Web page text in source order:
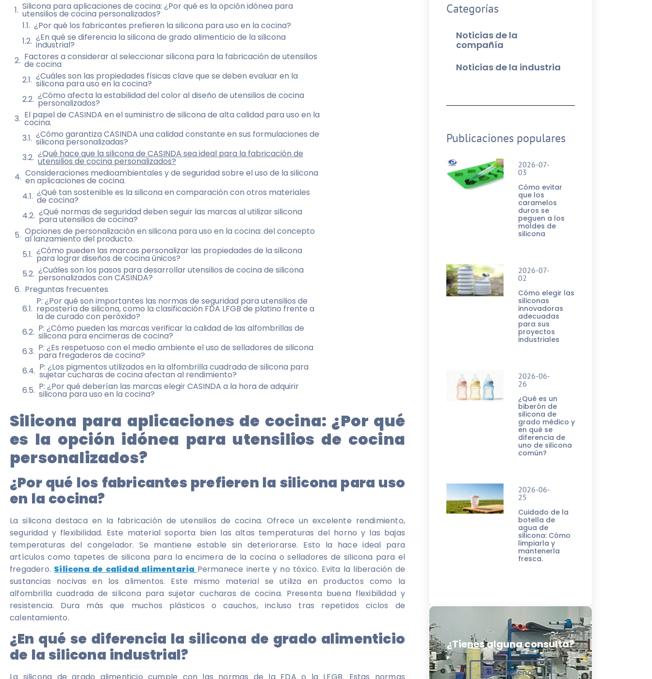
Silicona para aplicaciones de cocina: ¿Por qué es la opción idónea para
utensilios de cocina personalizados?
¿Por qué los fabricantes prefieren la silicona para uso en la cocina?
¿En qué se diferencia la silicona de grado alimenticio de la silicona
industrial?
Factores a considerar al seleccionar silicona para la fabricación de utensilios
de cocina
¿Cuáles son las propiedades físicas clave que se deben evaluar en la
silicona para uso en la cocina?
¿Cómo afecta la estabilidad del color al diseño de utensilios de cocina
personalizados?
El papel de CASINDA en el suministro de silicona de alta calidad para uso en la
cocina.
¿Cómo garantiza CASINDA una calidad constante en sus formulaciones de
silicona personalizadas?
¿Qué hace que la silicona de CASINDA sea ideal para la fabricación de
utensilios de cocina personalizados?
Consideraciones medioambientales y de seguridad sobre el uso de la silicona
en aplicaciones de cocina.
¿Qué tan sostenible es la silicona en comparación con otros materiales
de cocina?
¿Qué normas de seguridad deben seguir las marcas al utilizar silicona
para utensilios de cocina?
Opciones de personalización en silicona para uso en la cocina: del concepto
al lanzamiento del producto.
¿Cómo pueden las marcas personalizar las propiedades de la silicona
para lograr diseños de cocina únicos?
¿Cuáles son los pasos para desarrollar utensilios de cocina de silicona
personalizados con CASINDA?
Preguntas frecuentes
P: ¿Por qué son importantes las normas de seguridad para utensilios de
repostería de silicona, como la clasificación FDA LFGB de platino frente a
la de curado con peróxido?
P: ¿Cómo pueden las marcas verificar la calidad de las alfombrillas de
silicona para encimeras de cocina?
P: ¿Es respetuoso con el medio ambiente el uso de selladores de silicona
para fregaderos de cocina?
P: ¿Los pigmentos utilizados en la alfombrilla cuadrada de silicona para
sujetar cucharas de cocina afectan al rendimiento?
P: ¿Por qué deberían las marcas elegir CASINDA a la hora de adquirir
silicona para uso en la cocina?
Silicona para aplicaciones de cocina: ¿Por qué
es la opción idónea para utensilios de cocina
personalizados?
¿Por qué los fabricantes prefieren la silicona para uso
en la cocina?
La silicona destaca en la fabricación de utensilios de cocina. Ofrece un excelente rendimiento,
seguridad y flexibilidad. Este material soporta bien las altas temperaturas del horno y las bajas
temperaturas del congelador. Se mantiene estable sin deteriorarse. Esto la hace ideal para
artículos como tapetes de silicona para la encimera de la cocina o selladores de silicona para el
fregadero. Silicona de calidad alimentaria Permanece inerte y no tóxico. Evita la liberación de
sustancias nocivas en los alimentos. Este mismo material se utiliza en productos como la
alfombrilla cuadrada de silicona para sujetar cucharas de cocina. Presenta buena flexibilidad y
resistencia. Dura más que muchos plásticos o cauchos, incluso tras repetidos ciclos de
calentamiento.
¿En qué se diferencia la silicona de grado alimenticio
de la silicona industrial?
La silicona de grado alimenticio cumple con las normas de la FDA o la LFGB. Estas normas
Categorías
Noticias de la
compañía
Noticias de la industria
Publicaciones populares
2026-07-
03
Cómo evitar
que los
caramelos
duros se
peguen a los
moldes de
silicona
2026-07-
02
Cómo elegir las
siliconas
innovadoras
adecuadas
para sus
proyectos
industriales
2026-06-
26
¿Qué es un
biberón de
silicona de
grado médico y
en qué se
diferencia de
uno de silicona
común?
2026-06-
25
Cuidado de la
botella de
agua de
silicona: Cómo
limpiarla y
mantenerla
fresca.
¿Tienes alguna consulta?
Contáctenos